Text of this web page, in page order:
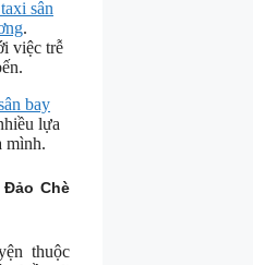
sân
.
việc trễ
bay
lựa
mình.
Chè
thuộc